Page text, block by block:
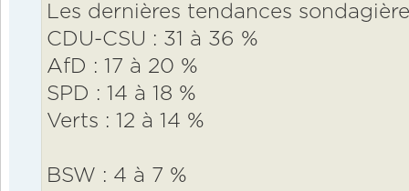
Les dernières tendances
CDU-CSU : 31 à 36 %
AfD : 17 à 20 %
SPD : 14 à 18 %
Verts : 12 à 14 %
BSW : 4 à 7 %